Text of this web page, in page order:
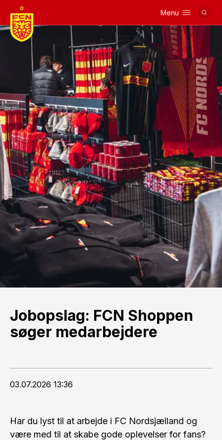
Menu
Jobopslag: FCN Shoppen
søger medarbejdere
03.07.2026 13:36
Har du lyst til at arbejde i FC Nordsjælland og
være med til at skabe gode oplevelser for fans?